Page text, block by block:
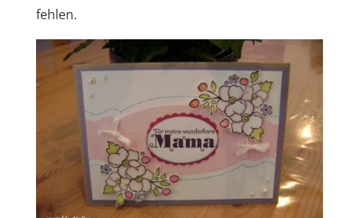
fehlen.